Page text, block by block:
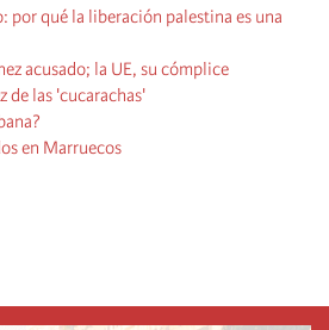
por qué la liberación palestina es una
acusado; la UE, su cómplice
de las 'cucarachas'
en Marruecos